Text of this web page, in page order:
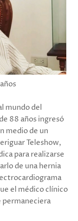
mundo del
88 años ingresó
medio de un
Teleshow,
para realizarse
de una hernia
el médico clínico
permaneciera